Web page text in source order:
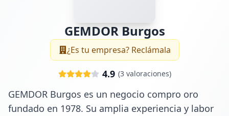
GEMDOR Burgos
¿Es tu empresa? Reclámala
4.9 (3valoraciones)
GEMDOR Burgos es un negocio compro oro
fundado en 1978. Su amplia experiencia y labor